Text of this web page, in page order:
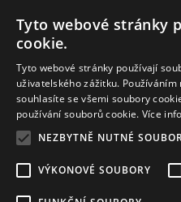
AXELOS®, ITIL®, MSP®, MoP®, P3O®,
ochranné známky AXELOS Limited. Swirl
Institute, Inc. EXIN® je registrovaná ochranná
ochranná známka International Project
Tyto webové stránky
cookie.
Tyto webové stránky používají
uživatelského zážitku.
souhlasíte se všemi soubory
používání souborů cookie. Více
NEZBYTNĚ NUTNÉ
VÝKONOVÉ SOUBORY